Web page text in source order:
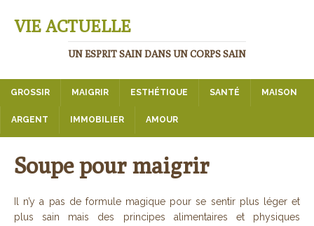
VIE ACTUELLE
UN ESPRIT SAIN DANS UN CORPS SAIN
GROSSIR MAIGRIR ESTHÉTIQUE SANTÉ MAISON
ARGENT IMMOBILIER AMOUR
Soupe pour maigrir
Il n’y a pas de formule magique pour se sentir plus léger et
plus sain mais des principes alimentaires et physiques